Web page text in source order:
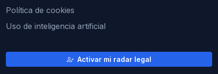
Política de cookies
Uso de inteligencia artificial
Activar mi radar legal